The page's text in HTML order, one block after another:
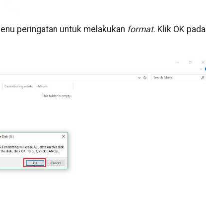
peringatan untuk melakukan format. Klik OK pada